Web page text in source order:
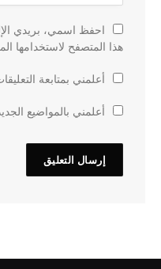
احفظ اسمي، بريدي
هذا المتصفح لاستخدامها
أعلمني بمتابعة
أعلمني بالمواضيع